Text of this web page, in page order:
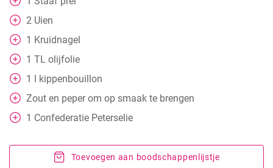
2 Uien
1 Kruidnagel
1 TL olijfolie
1 l kippenbouillon
Zout en peper om op smaak te brengen
1 Confederatie Peterselie
Toevoegen aan boodschappenlijstje